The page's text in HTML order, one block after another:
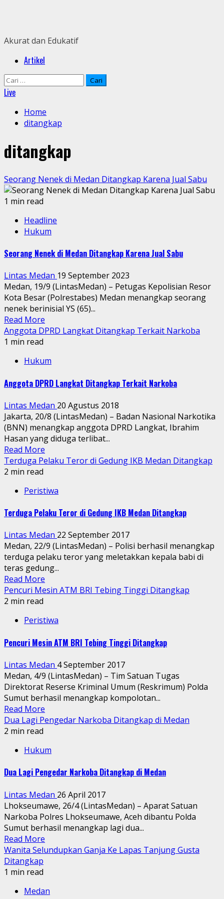
Akurat dan Edukatif
PrimaryArtikel
Cari
untuk:
Live
Home
ditangkap
ditangkap
Seorang Nenek di Medan Ditangkap Karena Jual Sabu
1 min read
Headline
Hukum
Seorang Nenek di Medan Ditangkap Karena Jual Sabu
Lintas Medan 19 September 2023
Medan, 19/9 (LintasMedan) – Petugas Kepolisian Resor
Kota Besar (Polrestabes) Medan menangkap seorang
nenek berinisial YS (65)...
Read More
Anggota DPRD Langkat Ditangkap Terkait Narkoba
1 min read
Hukum
Anggota DPRD Langkat Ditangkap Terkait Narkoba
Lintas Medan 20 Agustus 2018
Jakarta, 20/8 (LintasMedan) – Badan Nasional Narkotika
(BNN) menangkap anggota DPRD Langkat, Ibrahim
Hasan yang diduga terlibat...
Read More
Terduga Pelaku Teror di Gedung IKB Medan Ditangkap
2 min read
Peristiwa
Terduga Pelaku Teror di Gedung IKB Medan Ditangkap
Lintas Medan 22 September 2017
Medan, 22/9 (LintasMedan) – Polisi berhasil menangkap
terduga pelaku teror yang meletakkan kepala babi di
teras gedung...
Read More
Pencuri Mesin ATM BRI Tebing Tinggi Ditangkap
2 min read
Peristiwa
Pencuri Mesin ATM BRI Tebing Tinggi Ditangkap
Lintas Medan 4 September 2017
Medan, 4/9 (LintasMedan) – Tim Satuan Tugas
Direktorat Reserse Kriminal Umum (Reskrimum) Polda
Sumut berhasil menangkap kompolotan...
Read More
Dua Lagi Pengedar Narkoba Ditangkap di Medan
2 min read
Hukum
Dua Lagi Pengedar Narkoba Ditangkap di Medan
Lintas Medan 26 April 2017
Lhokseumawe, 26/4 (LintasMedan) – Aparat Satuan
Narkoba Polres Lhokseumawe, Aceh dibantu Polda
Sumut berhasil menangkap lagi dua...
Read More
Wanita Selundupkan Ganja Ke Lapas Tanjung Gusta
Ditangkap
1 min read
Medan